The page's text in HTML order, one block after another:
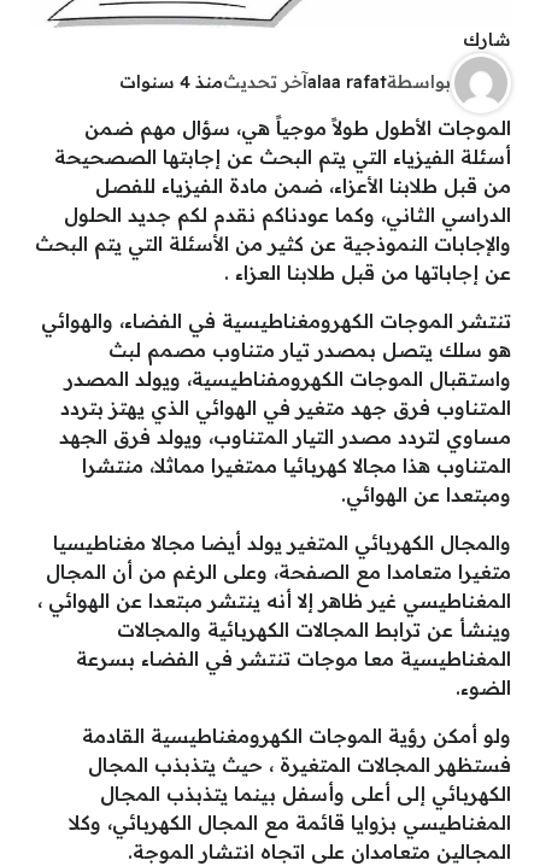
شارك
بواسطةalaa rafat آخر تحديثمنذ 4 سنوات
الموجات الأطول طولاً موجياً هي، سؤال مهم ضمن
أسئلة الفيزياء التي يتم البحث عن إجابتها الصصحيحة
من قبل طلابنا الأعزاء، ضمن مادة الفيزياء للفصل
الدراسي الثاني، وكما عودناكم نقدم لكم جديد الحلول
والإجابات النموذجية عن كثير من الأسئلة التي يتم البحث
عن إجاباتها من قبل طلابنا العزاء .
تنتشر الموجات الكهرومغناطيسية في الفضاء، والهوائي
هو سلك يتصل بمصدر تيار متناوب مصمم لبث
واستقبال الموجات الكهرومفناطيسية، ويولد المصدر
المتناوب فرق جهد متغير في الهوائي الذي يهتز بتردد
مساوي لتردد مصدر التيار المتناوب، ويولد فرق الجهد
المتناوب هذا مجالا كهربائيا ممتغيرا مماثلا، منتشرا
ومبتعدا عن الهوائي.
والمجال الكهربائي المتغير يولد أيضا مجالا مغناطيسيا
متغيرا متعامدا مع الصفحة، وعلى الرغم من أن المجال
المغناطيسي غير ظاهر إلا أنه ينتشر مبتعدا عن الهوائي ،
وينشأ عن ترابط المجالات الكهربائية والمجالات
المغناطيسية معا موجات تنتشر في الفضاء بسرعة
الضوء.
ولو أمكن رؤية الموجات الكهرومغناطيسية القادمة
فستظهر المجالات المتغيرة ، حيث يتذبذب المجال
الكهربائي إلى أعلى وأسفل بينما يتذبذب المجال
المغناطيسي بزوايا قائمة مع المجال الكهربائي، وكلا
المجالين متعامدان على اتجاه انتشار الموجة.